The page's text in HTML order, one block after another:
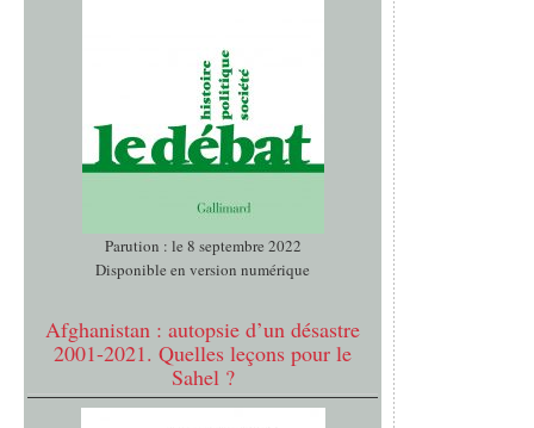
Parution : le 8 septembre 2022
Disponible en version numérique
Afghanistan : autopsie d’un désastre
2001-2021. Quelles leçons pour le
Sahel ?